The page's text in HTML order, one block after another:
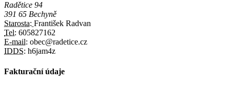
Radětice 94
391 65 Bechyně
Starosta: František Radvan
Tel: 605827162
E-mail: obec@radetice.cz
IDDS: h6jam4z
Fakturační údaje